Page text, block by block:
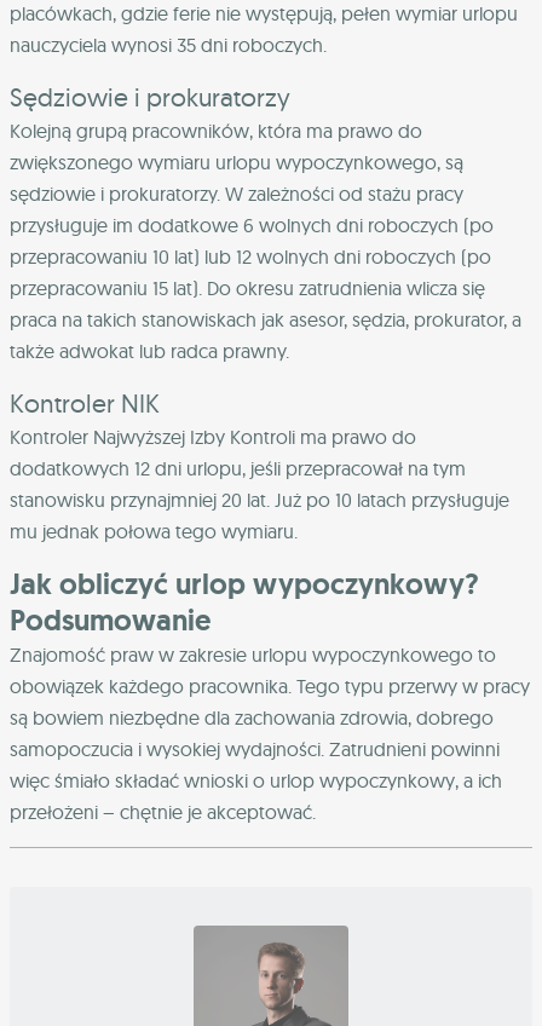
placówkach, gdzie ferie nie występują, pełen wymiar urlopu
nauczyciela wynosi 35 dni roboczych.
Sędziowie i prokuratorzy
Kolejną grupą pracowników, która ma prawo do
zwiększonego wymiaru urlopu wypoczynkowego, są
sędziowie i prokuratorzy. W zależności od stażu pracy
przysługuje im dodatkowe 6 wolnych dni roboczych (po
przepracowaniu 10 lat) lub 12 wolnych dni roboczych (po
przepracowaniu 15 lat). Do okresu zatrudnienia wlicza się
praca na takich stanowiskach jak asesor, sędzia, prokurator, a
także adwokat lub radca prawny.
Kontroler NIK
Kontroler Najwyższej Izby Kontroli ma prawo do
dodatkowych 12 dni urlopu, jeśli przepracował na tym
stanowisku przynajmniej 20 lat. Już po 10 latach przysługuje
mu jednak połowa tego wymiaru.
Jak obliczyć urlop wypoczynkowy?
Podsumowanie
Znajomość praw w zakresie urlopu wypoczynkowego to
obowiązek każdego pracownika. Tego typu przerwy w pracy
są bowiem niezbędne dla zachowania zdrowia, dobrego
samopoczucia i wysokiej wydajności. Zatrudnieni powinni
więc śmiało składać wnioski o urlop wypoczynkowy, a ich
przełożeni – chętnie je akceptować.